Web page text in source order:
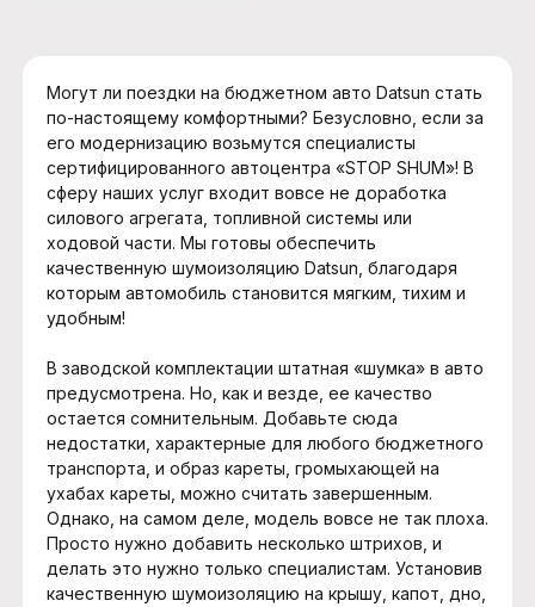
Могут ли поездки на бюджетном авто Datsun стать
по-настоящему комфортными? Безусловно, если за
его модернизацию возьмутся специалисты
сертифицированного автоцентра «STOP SHUM»! В
сферу наших услуг входит вовсе не доработка
силового агрегата, топливной системы или
ходовой части. Мы готовы обеспечить
качественную шумоизоляцию Datsun, благодаря
которым автомобиль становится мягким, тихим и
удобным!
В заводской комплектации штатная «шумка» в авто
предусмотрена. Но, как и везде, ее качество
остается сомнительным. Добавьте сюда
недостатки, характерные для любого бюджетного
транспорта, и образ кареты, громыхающей на
ухабах кареты, можно считать завершенным.
Однако, на самом деле, модель вовсе не так плоха.
Просто нужно добавить несколько штрихов, и
делать это нужно только специалистам. Установив
качественную шумоизоляцию на крышу, капот, дно,